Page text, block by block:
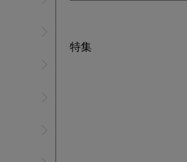
特集